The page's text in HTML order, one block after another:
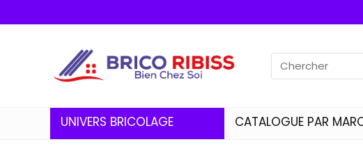
UNIVERS BRICOLAGE CATALOGUE PAR